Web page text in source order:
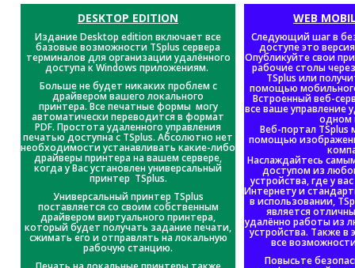
DESKTOP EDITION
Издание Desktop edition включает все
базовые возможности TSplus сервера
терминалов для организации удалённого
доступа к Windows приложениям.
Больше не будет никаких проблем с
драйвером вашего локального
принтера.Все печатные формы могу
автоматически переводится в формат
PDF. Простота удаленного управления
печатью доступна с TSplus. Абсолютно нет
необходимости устанавливать какие-либо
драйверы принтера на вашем сервере,
когда у Вас установлен универсальный
принтер TSplus.
Универсальный принтер TSplus
поставляется со своим собственным
драйвером виртуального принтера,
который будет получать задание печати,
сжимать его и отправлять на локальную
рабочую станцию.
WEB
Следующий шаг в
доступе это
Опубликуйте свои
рабочие столы
TSplus или
помощью
Встроенный веб-
все ваше управление
одном
Веб-портал TSplus
помощью
Наслаждайтесь
доступом из
устройства, где у
Интернету и
в использовании,
является
удалённо работы из
устройства. Также в
все
Повысьте